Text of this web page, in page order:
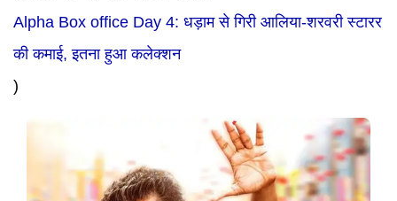
Alpha Box office Day 4: धड़ाम से गिरी आलिया-शरवरी स्टारर
की कमाई, इतना हुआ कलेक्शन
)